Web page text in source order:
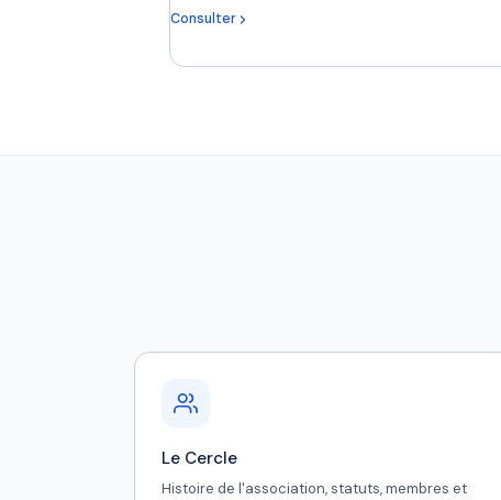
Consulter
Le Cercle
Histoire de l'association, statuts, membres et